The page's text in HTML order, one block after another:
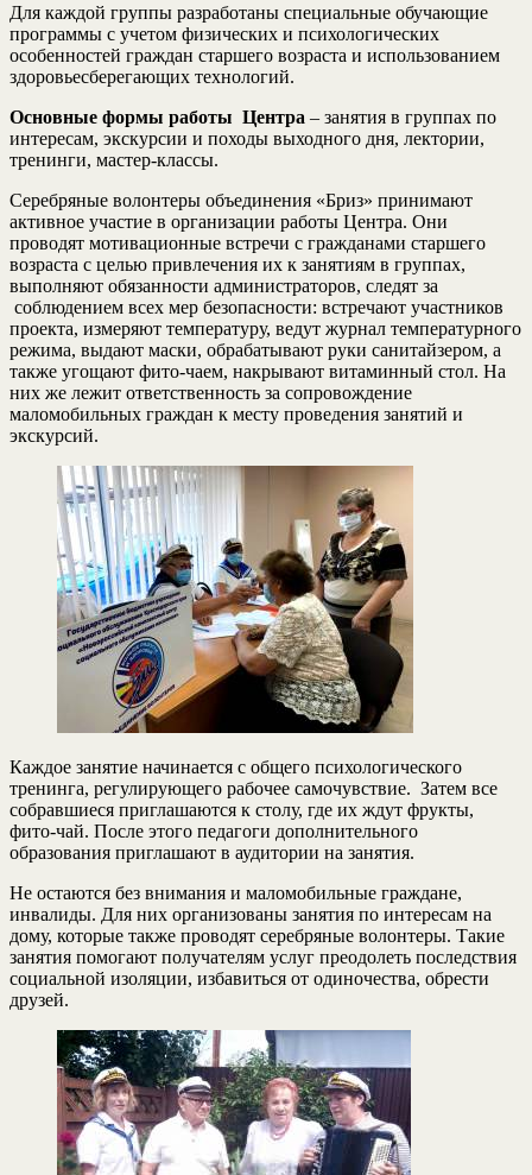
Для каждой группы разработаны специальные обучающие
программы с учетом физических и психологических
особенностей граждан старшего возраста и использованием
здоровьесберегающих технологий.
Основные формы работы Центра – занятия в группах по
интересам, экскурсии и походы выходного дня, лектории,
тренинги, мастер-классы.
Серебряные волонтеры объединения «Бриз» принимают
активное участие в организации работы Центра. Они
проводят мотивационные встречи с гражданами старшего
возраста с целью привлечения их к занятиям в группах,
выполняют обязанности администраторов, следят за
соблюдением всех мер безопасности: встречают участников
проекта, измеряют температуру, ведут журнал температурного
режима, выдают маски, обрабатывают руки санитайзером, а
также угощают фито-чаем, накрывают витаминный стол. На
них же лежит ответственность за сопровождение
маломобильных граждан к месту проведения занятий и
экскурсий.
Каждое занятие начинается с общего психологического
тренинга, регулирующего рабочее самочувствие. Затем все
собравшиеся приглашаются к столу, где их ждут фрукты,
фито-чай. После этого педагоги дополнительного
образования приглашают в аудитории на занятия.
Не остаются без внимания и маломобильные граждане,
инвалиды. Для них организованы занятия по интересам на
дому, которые также проводят серебряные волонтеры. Такие
занятия помогают получателям услуг преодолеть последствия
социальной изоляции, избавиться от одиночества, обрести
друзей.